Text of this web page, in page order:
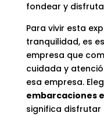
fondear y
Para vivir esta
tranquilidad, es
empresa que
cuidada y
esa empresa.
embarcaciones
significa disfrutar